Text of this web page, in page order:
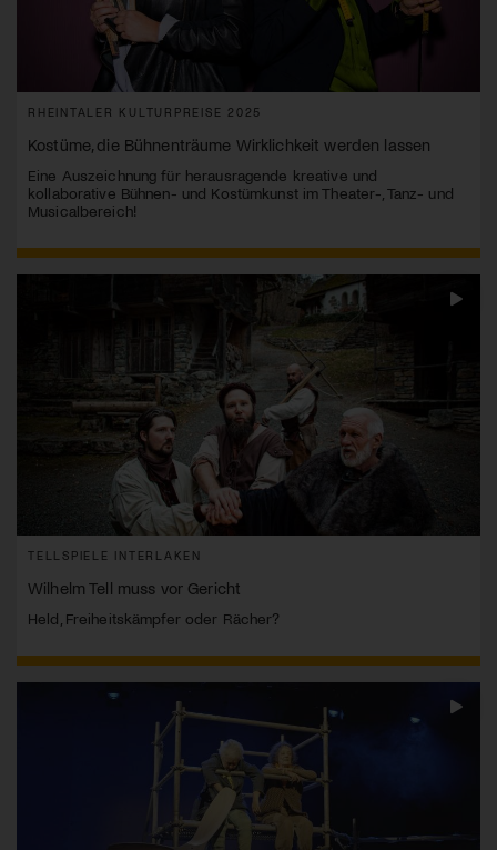
RHEINTALER KULTURPREISE 2025
Kostüme, die Bühnenträume Wirklichkeit werden lassen
Eine Auszeichnung für herausragende kreative und
kollaborative Bühnen- und Kostümkunst im Theater-, Tanz- und
Musicalbereich!
TELLSPIELE INTERLAKEN
Wilhelm Tell muss vor Gericht
Held, Freiheitskämpfer oder Rächer?